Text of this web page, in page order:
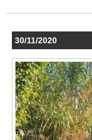
30/11/2020